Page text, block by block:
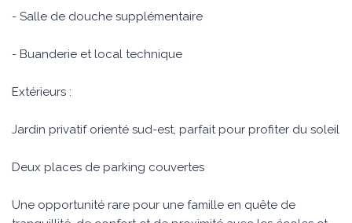
- Salle de douche supplémentaire
- Buanderie et local technique
Extérieurs :
Jardin privatif orienté sud-est, parfait pour profiter du soleil
Deux places de parking couvertes
Une opportunité rare pour une famille en quête de